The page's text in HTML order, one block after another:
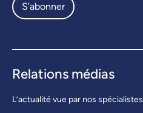
S'abonner
Relations médias
L’actualité vue par nos spécialistes